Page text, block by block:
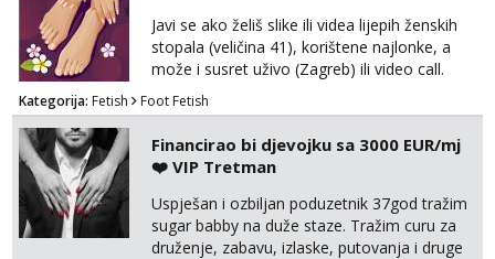
Javi se ako želiš slike ili videa lijepih ženskih
stopala (veličina 41), korištene najlonke, a
može i susret uživo (Zagreb) ili video call.
Mlada sam, lijepa i obrazovana te spremna za
dogovore i ispunjavanje želja. Molim samo
ozbiljni, spremni na dugoročnu suradnju i koji
mogu adekvatno platiti ono što nudim. :)
Također me zanima i findom Javite se sa
svojim željama i ponudama.
Kategorija: Fetish Foot Fetish
Financirao bi djevojku sa 3000 EUR/mj
❤️ VIP Tretman
Uspješan i ozbiljan poduzetnik 37god tražim
sugar babby na duže staze. Tražim curu za
druženje, zabavu, izlaske, putovanja i druge